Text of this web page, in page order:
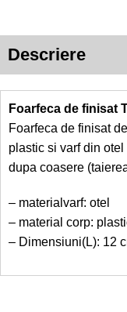
Descriere
Foarfeca de finisat
Foarfeca de finisat
plastic si varf din
dupa coasere
– materialvarf: otel
– material corp:
– Dimensiuni(L): 12